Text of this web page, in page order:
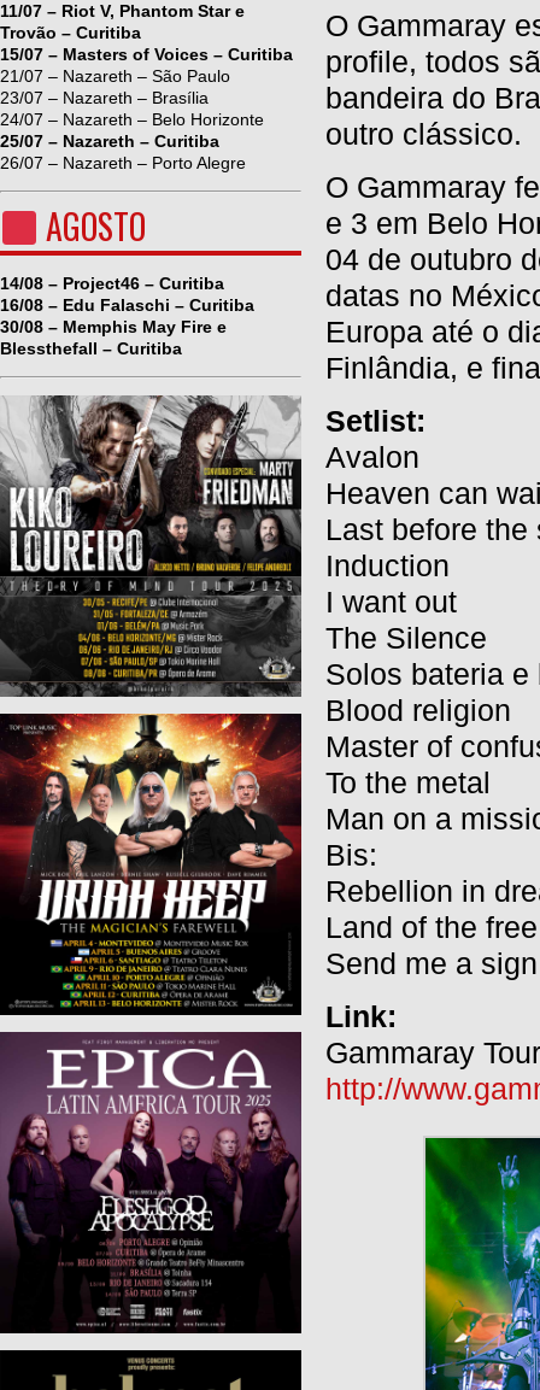
11/07 – Riot V, Phantom Star e
Trovão – Curitiba
15/07 – Masters of Voices – Curitiba
21/07 – Nazareth – São Paulo
23/07 – Nazareth – Brasília
24/07 – Nazareth – Belo Horizonte
25/07 – Nazareth – Curitiba
26/07 – Nazareth – Porto Alegre
AGOSTO
14/08 – Project46 – Curitiba
16/08 – Edu Falaschi – Curitiba
30/08 – Memphis May Fire e
Blessthefall – Curitiba
O Gammaray
profile, todos
bandeira do
outro clássico.
O Gammaray
e 3 em Belo
04 de outubro
datas no
Europa até o
Finlândia, e
Setlist:
Avalon
Heaven can
Last before the
Induction
I want out
The Silence
Solos bateria e
Blood religion
Master of
To the metal
Man on a
Bis:
Rebellion in
Land of the free
Send me a sign
Link:
Gammaray
http://